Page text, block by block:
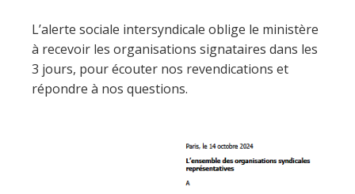
L’alerte sociale intersyndicale oblige le ministère
à recevoir les organisations signataires dans les
3 jours, pour écouter nos revendications et
répondre à nos questions.